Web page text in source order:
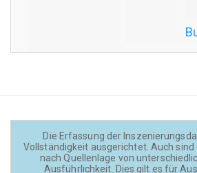
Die Erfassung der
Vollständigkeit ausgerichtet. Auch
nach Quellenlage von
Ausführlichkeit. Dies gilt es für